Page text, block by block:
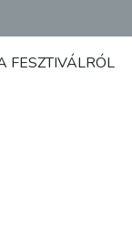
FESZTIVÁLRÓL